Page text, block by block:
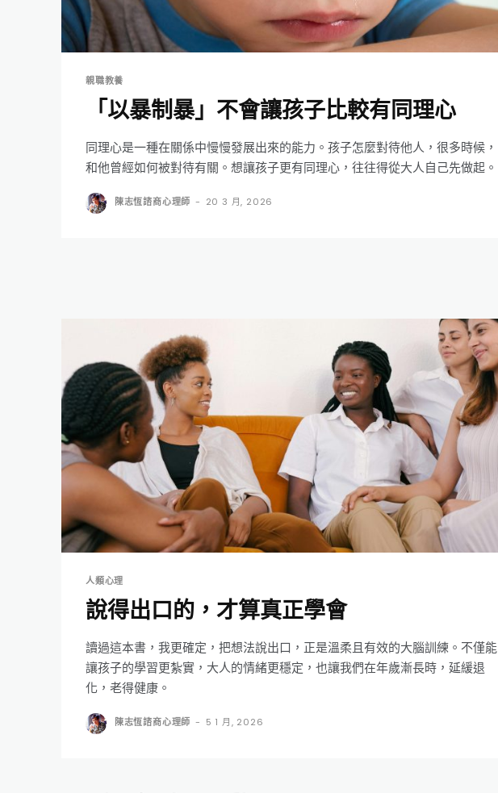
親職教養
「以暴制暴」不會讓孩子比較有同理心
同理心是一種在關係中慢慢發展出來的能力。孩子怎麼對待他人，很多時候，
和他曾經如何被對待有關。想讓孩子更有同理心，往往得從大人自己先做起。
陳志恆諮商心理師 - 20 3 月, 2026
人類心理
說得出口的，才算真正學會
讀過這本書，我更確定，把想法說出口，正是溫柔且有效的大腦訓練。不僅能
讓孩子的學習更紮實，大人的情緒更穩定，也讓我們在年歲漸長時，延緩退
化，老得健康。
陳志恆諮商心理師 - 5 1 月, 2026